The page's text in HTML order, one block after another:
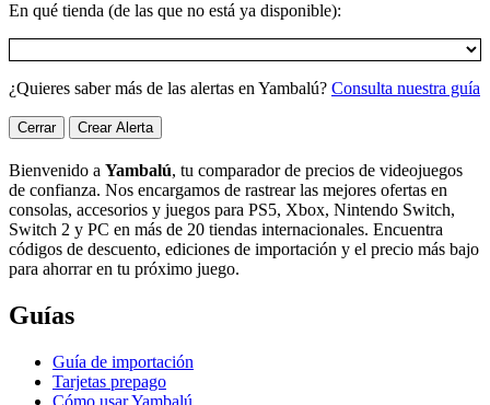
En qué tienda (de las que no está ya disponible):
¿Quieres saber más de las alertas en Yambalú? Consulta nuestra guía
Cerrar Crear Alerta
Bienvenido a Yambalú, tu comparador de precios de videojuegos
de confianza. Nos encargamos de rastrear las mejores ofertas en
consolas, accesorios y juegos para PS5, Xbox, Nintendo Switch,
Switch 2 y PC en más de 20 tiendas internacionales. Encuentra
códigos de descuento, ediciones de importación y el precio más bajo
para ahorrar en tu próximo juego.
Guías
Guía de importación
Tarjetas prepago